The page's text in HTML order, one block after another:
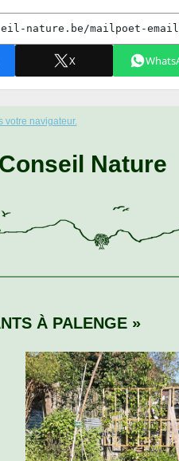
votre navigateur.
Nature
À PALENGE »